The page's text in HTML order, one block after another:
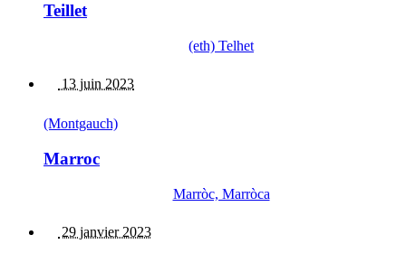
Teillet
(eth) Telhet
13 juin 2023
(Montgauch)
Marroc
Marròc, Marròca
29 janvier 2023